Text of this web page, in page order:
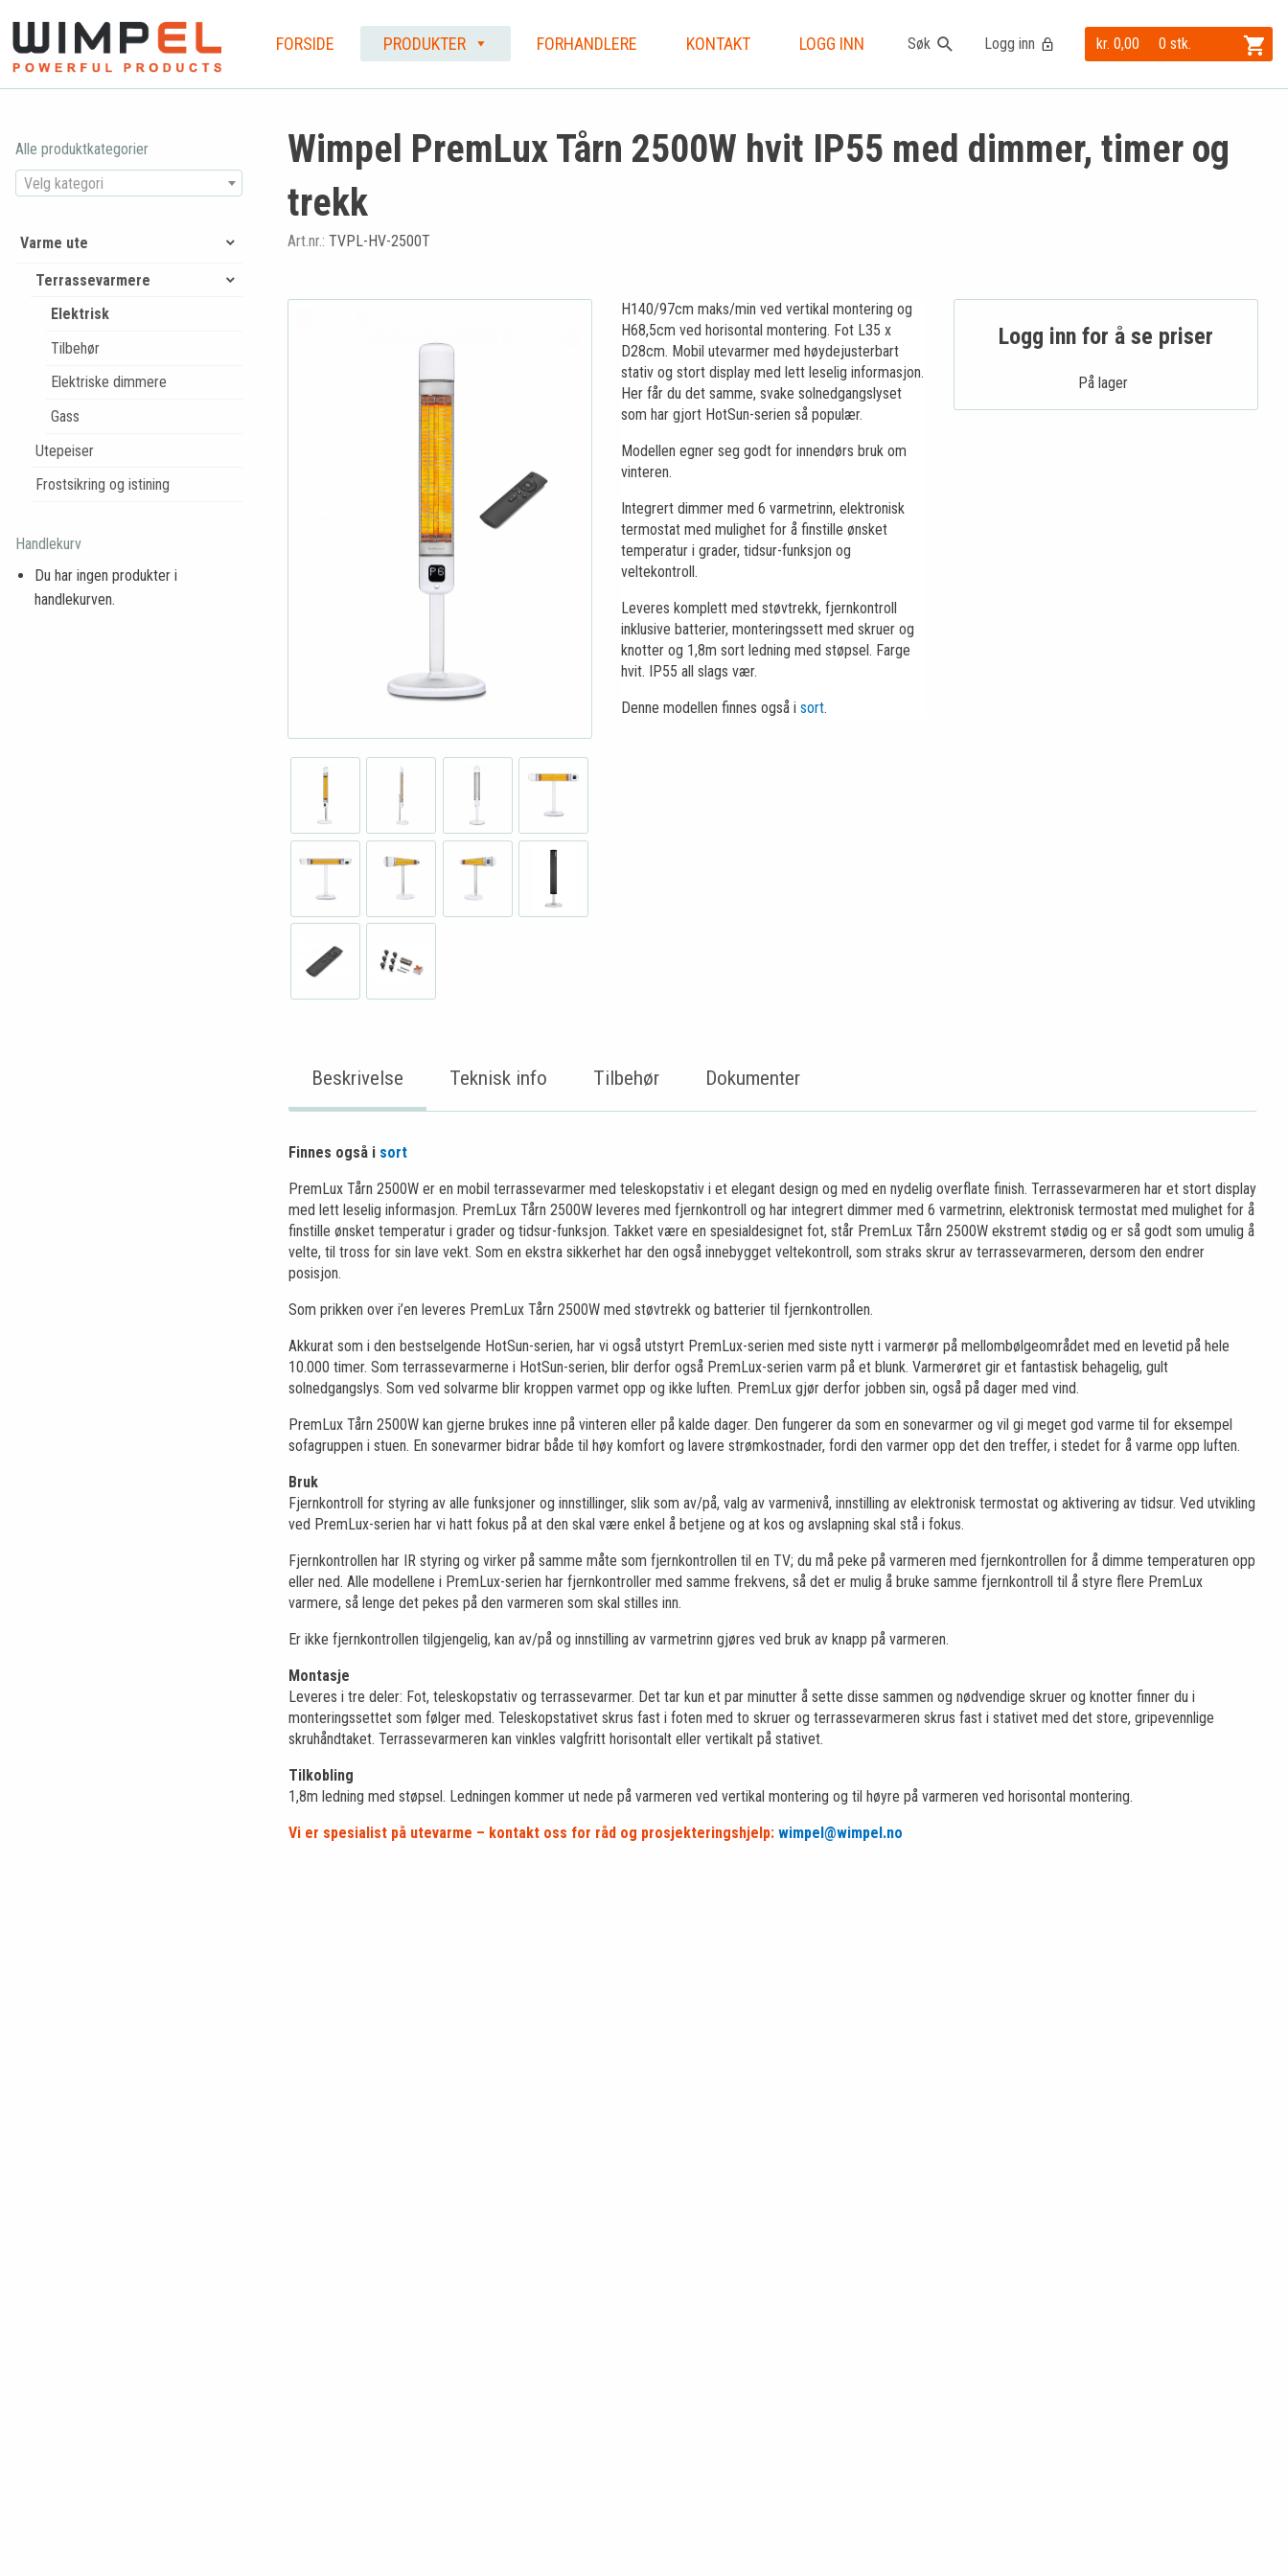
Søk kr. 0,00 0 stk.
FORSIDE PRODUKTER FORHANDLERE KONTAKT LOGG INN Logg inn
Wimpel PremLux Tårn 2500W hvit IP55 med dimmer, timer og
trekk
Art.nr.: TVPL-HV-2500T
H140/97cm maks/min ved vertikal montering og
H68,5cm ved horisontal montering. Fot L35 x
D28cm. Mobil utevarmer med høydejusterbart
stativ og stort display med lett leselig informasjon.
Her får du det samme, svake solnedgangslyset
som har gjort HotSun-serien så populær.
Modellen egner seg godt for innendørs bruk om
vinteren.
Integrert dimmer med 6 varmetrinn, elektronisk
termostat med mulighet for å finstille ønsket
temperatur i grader, tidsur-funksjon og
veltekontroll.
Leveres komplett med støvtrekk, fjernkontroll
inklusive batterier, monteringssett med skruer og
knotter og 1,8m sort ledning med støpsel. Farge
hvit. IP55 all slags vær.
Denne modellen finnes også i sort.
Logg inn for å se priser
På lager .
Beskrivelse Teknisk info Tilbehør Dokumenter
Finnes også i sort
PremLux Tårn 2500W er en mobil terrassevarmer med teleskopstativ i et elegant design og med en nydelig overflate finish. Terrassevarmeren har et stort display
med lett leselig informasjon. PremLux Tårn 2500W leveres med fjernkontroll og har integrert dimmer med 6 varmetrinn, elektronisk termostat med mulighet for å
finstille ønsket temperatur i grader og tidsur-funksjon. Takket være en spesialdesignet fot, står PremLux Tårn 2500W ekstremt stødig og er så godt som umulig å
velte, til tross for sin lave vekt. Som en ekstra sikkerhet har den også innebygget veltekontroll, som straks skrur av terrassevarmeren, dersom den endrer
posisjon.
Som prikken over i’en leveres PremLux Tårn 2500W med støvtrekk og batterier til fjernkontrollen.
Akkurat som i den bestselgende HotSun-serien, har vi også utstyrt PremLux-serien med siste nytt i varmerør på mellombølgeområdet med en levetid på hele
10.000 timer. Som terrassevarmerne i HotSun-serien, blir derfor også PremLux-serien varm på et blunk. Varmerøret gir et fantastisk behagelig, gult
solnedgangslys. Som ved solvarme blir kroppen varmet opp og ikke luften. PremLux gjør derfor jobben sin, også på dager med vind.
PremLux Tårn 2500W kan gjerne brukes inne på vinteren eller på kalde dager. Den fungerer da som en sonevarmer og vil gi meget god varme til for eksempel
sofagruppen i stuen. En sonevarmer bidrar både til høy komfort og lavere strømkostnader, fordi den varmer opp det den treffer, i stedet for å varme opp luften.
Bruk
Fjernkontroll for styring av alle funksjoner og innstillinger, slik som av/på, valg av varmenivå, innstilling av elektronisk termostat og aktivering av tidsur. Ved utvikling
ved PremLux-serien har vi hatt fokus på at den skal være enkel å betjene og at kos og avslapning skal stå i fokus.
Fjernkontrollen har IR styring og virker på samme måte som fjernkontrollen til en TV; du må peke på varmeren med fjernkontrollen for å dimme temperaturen opp
eller ned. Alle modellene i PremLux-serien har fjernkontroller med samme frekvens, så det er mulig å bruke samme fjernkontroll til å styre flere PremLux
varmere, så lenge det pekes på den varmeren som skal stilles inn.
Er ikke fjernkontrollen tilgjengelig, kan av/på og innstilling av varmetrinn gjøres ved bruk av knapp på varmeren.
Montasje
Leveres i tre deler: Fot, teleskopstativ og terrassevarmer. Det tar kun et par minutter å sette disse sammen og nødvendige skruer og knotter finner du i
monteringssettet som følger med. Teleskopstativet skrus fast i foten med to skruer og terrassevarmeren skrus fast i stativet med det store, gripevennlige
skruhåndtaket. Terrassevarmeren kan vinkles valgfritt horisontalt eller vertikalt på stativet.
Tilkobling
1,8m ledning med støpsel. Ledningen kommer ut nede på varmeren ved vertikal montering og til høyre på varmeren ved horisontal montering.
Vi er spesialist på utevarme – kontakt oss for råd og prosjekteringshjelp: wimpel@wimpel.no
Alle produktkategorier
Velg kategori
Varme ute
Terrassevarmere
Elektrisk
Tilbehør
Elektriske dimmere
Gass
Utepeiser
Frostsikring og istining
Handlekurv
Du har ingen produkter i
handlekurven.